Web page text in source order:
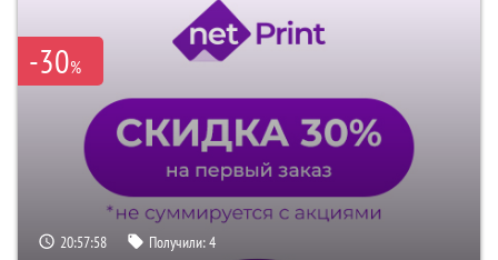
-30%
20:57:57 Получили:4